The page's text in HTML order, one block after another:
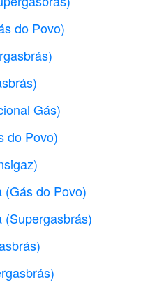
do Povo)
Gás)
do Povo)
(Gás do Povo)
(Supergasbrás)